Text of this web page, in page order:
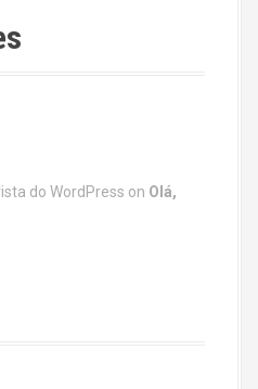
do WordPress on Olá,